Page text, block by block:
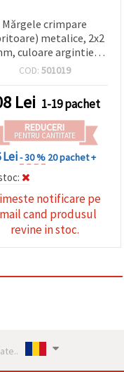
Mărgele crimpare
metalice, 2x2
culoare argintie,
~100 buc.
COD: 501019
Lei 1-19 pachet
REDUCERI
PENTRU CANTITATE
Lei- 30 % 20 pachet +
notificare pe
cand produsul
revine in stoc.